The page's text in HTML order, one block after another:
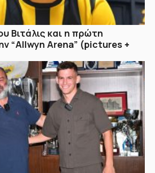
Βιτάλις και η πρώτη
“Allwyn Arena” (pictures +